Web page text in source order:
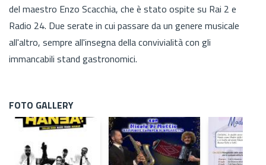
del maestro Enzo Scacchia, che è stato ospite su Rai 2 e
Radio 24. Due serate in cui passare da un genere musicale
all'altro, sempre all'insegna della convivialità con gli
immancabili stand gastronomici.
FOTO GALLERY